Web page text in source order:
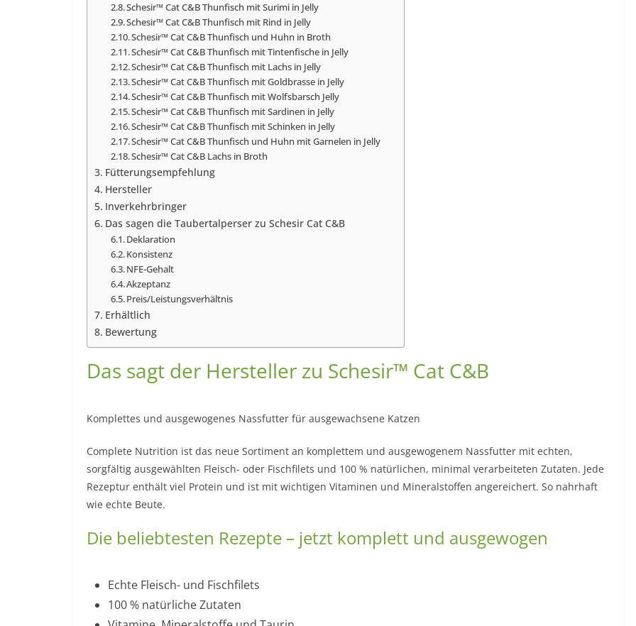
Schesir™ Cat C&B Thunfisch mit Surimi in Jelly
Schesir™ Cat C&B Thunfisch mit Rind in Jelly
Schesir™ Cat C&B Thunfisch und Huhn in Broth
Schesir™ Cat C&B Thunfisch mit Tintenfische in Jelly
Schesir™ Cat C&B Thunfisch mit Lachs in Jelly
Schesir™ Cat C&B Thunfisch mit Goldbrasse in Jelly
Schesir™ Cat C&B Thunfisch mit Wolfsbarsch Jelly
Schesir™ Cat C&B Thunfisch mit Sardinen in Jelly
Schesir™ Cat C&B Thunfisch mit Schinken in Jelly
Schesir™ Cat C&B Thunfisch und Huhn mit Garnelen in Jelly
Schesir™ Cat C&B Lachs in Broth
Fütterungsempfehlung
Hersteller
Inverkehrbringer
Das sagen die Taubertalperser zu Schesir Cat C&B
Deklaration
Konsistenz
NFE-Gehalt
Akzeptanz
Preis/Leistungsverhältnis
Erhältlich
Bewertung
Das sagt der Hersteller zu Schesir™ Cat C&B
Komplettes und ausgewogenes Nassfutter für ausgewachsene Katzen
Complete Nutrition ist das neue Sortiment an komplettem und ausgewogenem Nassfutter mit echten,
sorgfältig ausgewählten Fleisch- oder Fischfilets und 100 % natürlichen, minimal verarbeiteten Zutaten. Jede
Rezeptur enthält viel Protein und ist mit wichtigen Vitaminen und Mineralstoffen angereichert. So nahrhaft
wie echte Beute.
Die beliebtesten Rezepte – jetzt komplett und ausgewogen
Echte Fleisch- und Fischfilets
100 % natürliche Zutaten